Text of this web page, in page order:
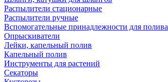
Распылители стационарные
Распылители ручные
Вспомогательные принадлежности для полива
Опрыскиватели
Лейки, капельный полив
Капельный полив
Инструменты для растений
Секаторы